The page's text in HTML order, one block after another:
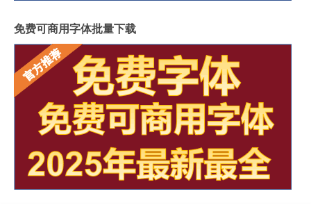
免费可商用字体批量下载